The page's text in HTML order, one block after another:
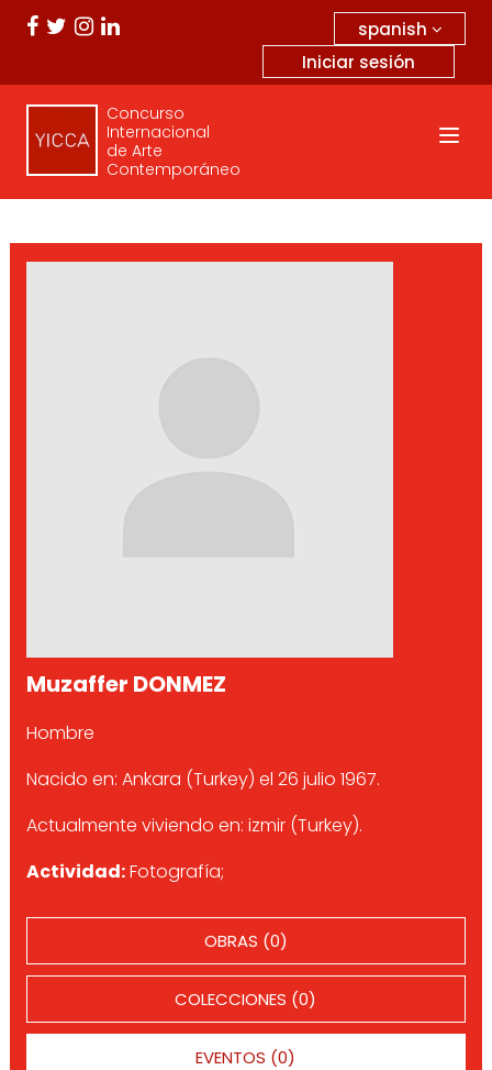
spanish
Iniciar sesión
Concurso
Internacional
de Arte
Contemporáneo
Muzaffer DONMEZ
Hombre
Nacido en: Ankara (Turkey) el 26 julio 1967.
Actualmente viviendo en: izmir (Turkey).
Actividad:Fotografía;
OBRAS (0)
COLECCIONES (0)
EVENTOS (0)